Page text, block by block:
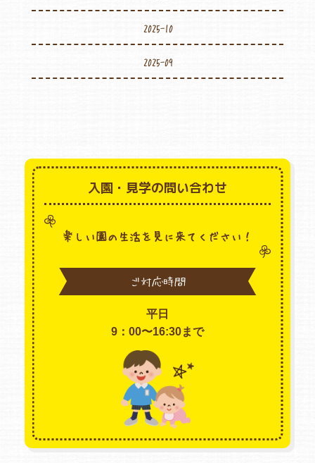
2025-10
2025-09
入園・見学の問い合わせ
楽しい園の生活を見に来てください！
ご対応時間
平日
9：00〜16:30まで